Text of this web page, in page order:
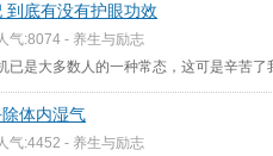
到底有没有护眼功效
气:8074 - 养生与励志
已是大多数人的一种常态，这可是辛苦了
体内湿气
气:4452 - 养生与励志